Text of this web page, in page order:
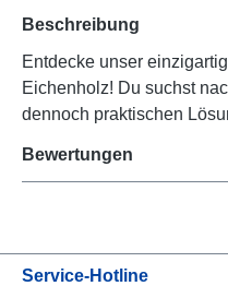
Beschreibung
Entdecke unser
Eichenholz! Du suchst
dennoch praktischen
Bewertungen
Service-Hotline